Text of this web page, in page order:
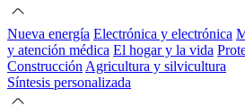
Nueva energía Electrónica y electrónica
y atención médica El hogar y la vida
Construcción Agricultura y silvicultura
Síntesis personalizada